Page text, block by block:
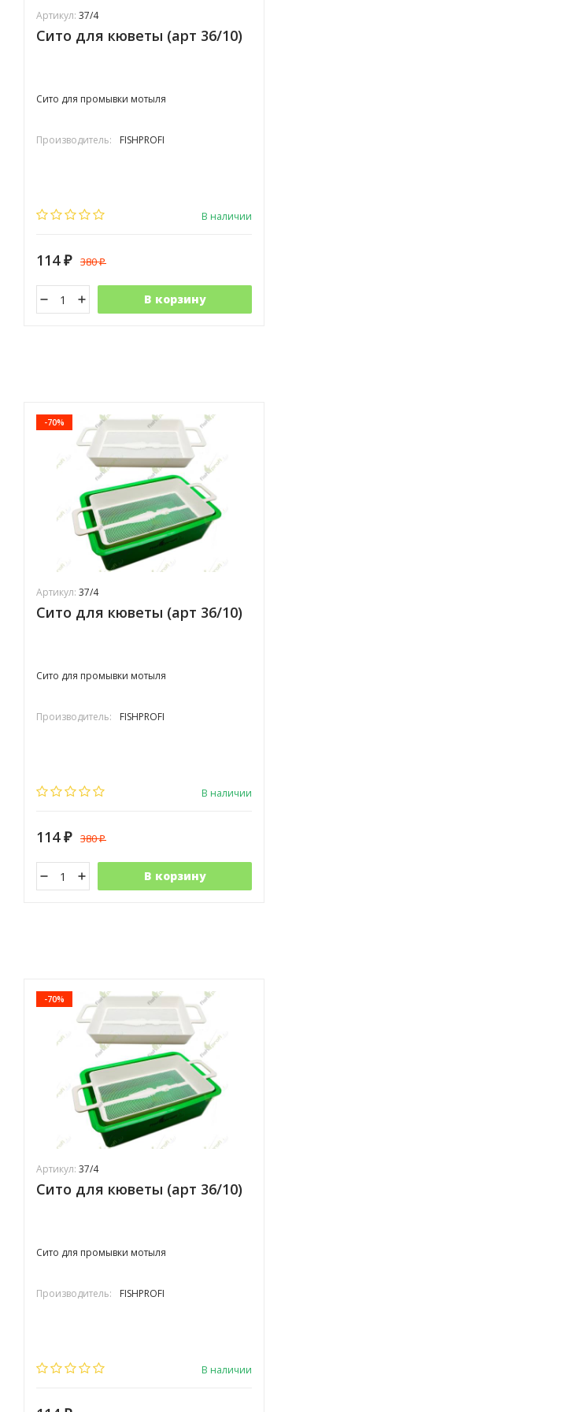
Артикул: 37/4
Сито для кюветы (арт 36/10)
Сито для промывки мотыля
Производитель: FISHPROFI
В наличии
114 ₽ 380₽
В корзину
-70%
Артикул: 37/4
Сито для кюветы (арт 36/10)
Сито для промывки мотыля
Производитель: FISHPROFI
В наличии
114 ₽ 380₽
В корзину
-70%
Артикул: 37/4
Сито для кюветы (арт 36/10)
Сито для промывки мотыля
Производитель: FISHPROFI
В наличии